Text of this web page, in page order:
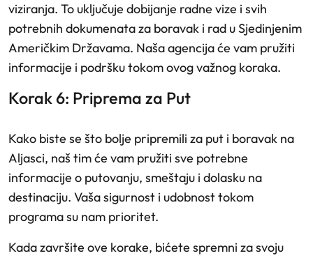
viziranja. To uključuje dobijanje radne vize i svih
potrebnih dokumenata za boravak i rad u Sjedinjenim
Američkim Državama. Naša agencija će vam pružiti
informacije i podršku tokom ovog važnog koraka.
Korak 6: Priprema za Put
Kako biste se što bolje pripremili za put i boravak na
Aljasci, naš tim će vam pružiti sve potrebne
informacije o putovanju, smeštaju i dolasku na
destinaciju. Vaša sigurnost i udobnost tokom
programa su nam prioritet.
Kada završite ove korake, bićete spremni za svoju